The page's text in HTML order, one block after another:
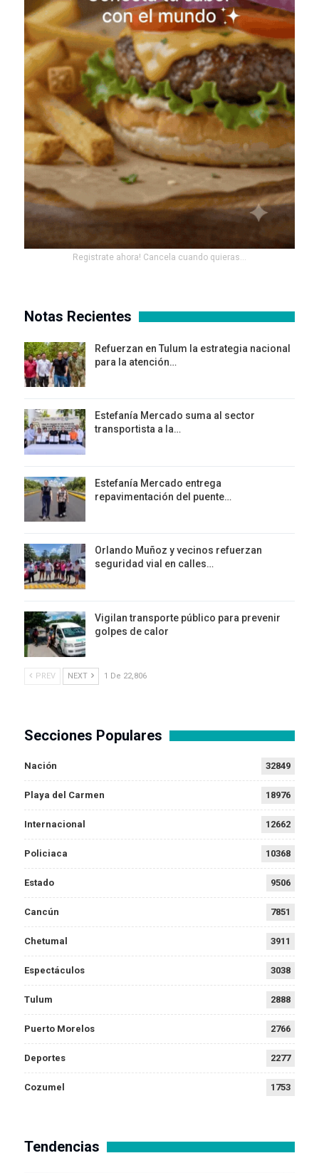
Registrate ahora! Cancela cuando quieras...
Notas Recientes
Refuerzan en Tulum la estrategia nacional
para la atención…
Estefanía Mercado suma al sector
transportista a la…
Estefanía Mercado entrega
repavimentación del puente…
Orlando Muñoz y vecinos refuerzan
seguridad vial en calles…
Vigilan transporte público para prevenir
golpes de calor
PREV NEXT 1 De 22,806
Secciones Populares
Nación 32849
Playa del Carmen 18976
Internacional 12662
Policiaca 10368
Estado 9506
Cancún 7851
Chetumal 3911
Espectáculos 3038
Tulum 2888
Puerto Morelos 2766
Deportes 2277
Cozumel 1753
Tendencias